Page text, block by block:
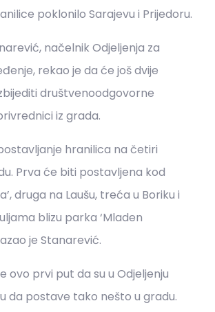
poklonilo Sarajevu i Prijedoru.
načelnik Odjeljenja za
rekao je da će još dvije
društvenoodgovorne
iz grada.
hranilica na četiri
Prva će biti postavljena kod
druga na Laušu, treća u Boriku i
blizu parka ‘Mladen
je Stanarević.
ovo prvi put da su u Odjeljenju
da postave tako nešto u gradu.